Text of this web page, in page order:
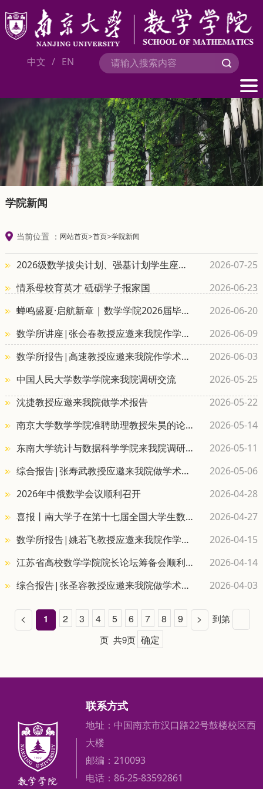
中文 / EN
学院新闻
当前位置 ： 网站首页>首页>学院新闻
2026级数学拔尖计划、强基计划学生座谈
会顺利召开
2026-07-25
情系母校育英才 砥砺学子报家国
2026-06-23
蝉鸣盛夏·启航新章 | 数学学院2026届毕业
典礼圆满举行
2026-06-20
数学所讲座|张会春教授应邀来我院作学术
报告
2026-06-09
数学所报告|高速教授应邀来我院作学术报
告
2026-06-03
中国人民大学数学学院来我院调研交流
2026-05-25
沈捷教授应邀来我院做学术报告
2026-05-22
南京大学数学学院准聘助理教授朱昊的论
文在 Invention...
2026-05-14
东南大学统计与数据科学学院来我院调研
交流
2026-05-11
综合报告|张寿武教授应邀来我院做学术报
告
2026-05-06
2026年中俄数学会议顺利召开
2026-04-28
喜报丨南大学子在第十七届全国大学生数
学竞赛决赛中斩获佳绩
2026-04-27
数学所报告|姚若飞教授应邀来我院作学术
报告
2026-04-15
江苏省高校数学学院院长论坛筹备会顺利
召开
2026-04-14
综合报告|张圣容教授应邀来我院做学术报
告
2026-04-03
< 1 2 3 4 5 6 7 8 9 >
到第
页 共9页 确定
联系方式
地址：中国南京市汉口路22号鼓楼校区西
大楼
邮编：210093
电话：86-25-83592861